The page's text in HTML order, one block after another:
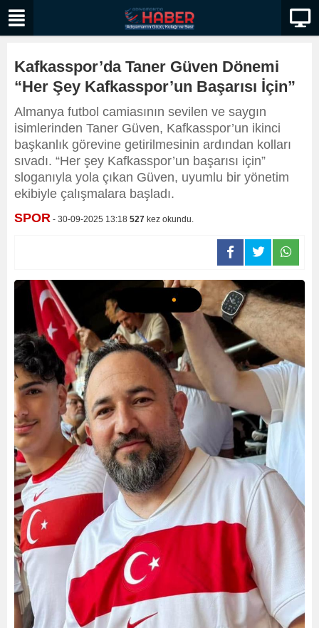
Kafkasspor’da Taner Güven Dönemi
“Her Şey Kafkasspor’un Başarısı İçin”
Almanya futbol camiasının sevilen ve saygın
isimlerinden Taner Güven, Kafkasspor’un ikinci
başkanlık görevine getirilmesinin ardından kolları
sıvadı. “Her şey Kafkasspor’un başarısı için”
sloganıyla yola çıkan Güven, uyumlu bir yönetim
ekibiyle çalışmalara başladı.
SPOR - 30-09-2025 13:18 527 kez okundu.